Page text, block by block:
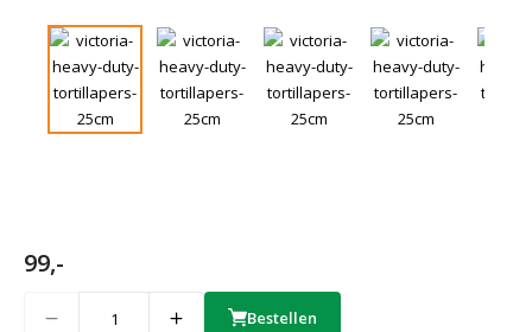
99,-
Bestellen